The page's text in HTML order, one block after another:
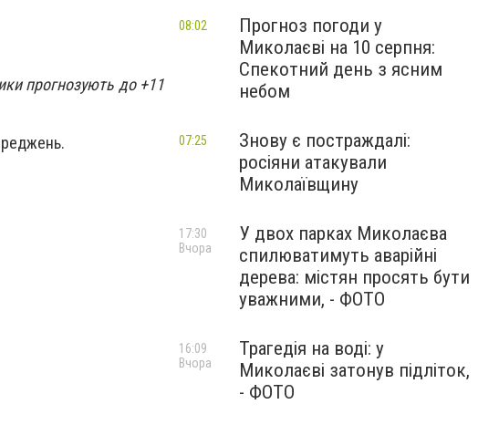
прогнозують до +11
Прогноз погоди у
Миколаєві на 10 серпня:
Спекотний день з ясним
небом
08:02
Знову є постраждалі:
росіяни атакували
Миколаївщину
07:25
У двох парках Миколаєва
спилюватимуть аварійні
дерева: містян просять бути
уважними, - ФОТО
17:30
Вчора
Трагедія на воді: у
Миколаєві затонув підліток,
- ФОТО
16:09
Вчора